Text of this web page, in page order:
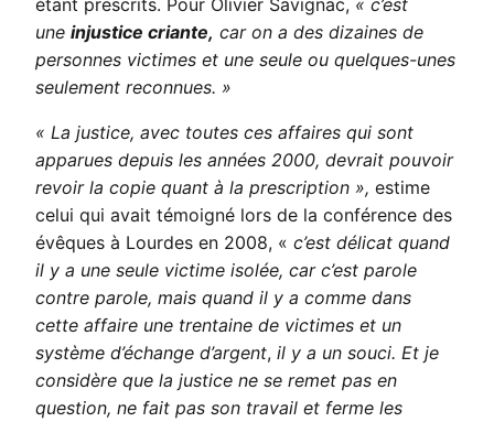
une injustice criante, car on a des dizaines de
personnes victimes et une seule ou quelques-unes
seulement reconnues. »
« La justice, avec toutes ces affaires qui sont
apparues depuis les années 2000, devrait pouvoir
revoir la copie quant à la prescription », estime
celui qui avait témoigné lors de la conférence des
évêques à Lourdes en 2008, « c’est délicat quand
il y a une seule victime isolée, car c’est parole
contre parole, mais quand il y a comme dans
cette affaire une trentaine de victimes et un
système d’échange d’argent, il y a un souci. Et je
considère que la justice ne se remet pas en
question, ne fait pas son travail et ferme les